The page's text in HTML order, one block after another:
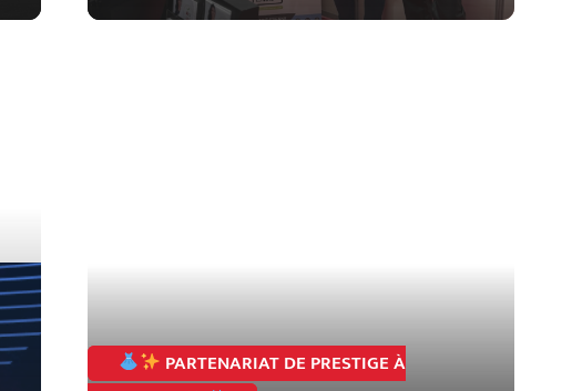
PARTENARIAT DE PRESTIGE À